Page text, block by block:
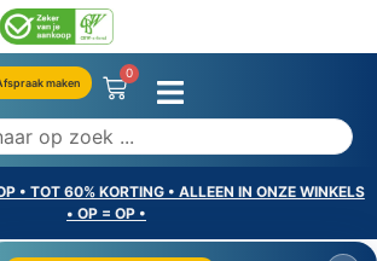
maken
0
• TOT 60% KORTING • ALLEEN IN ONZE WINKELS
• OP = OP •